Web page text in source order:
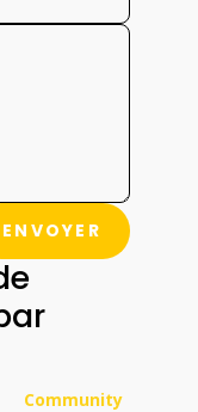
ENVOYER
Community